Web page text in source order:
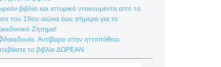
βιβλία και ιστορικά ντοκουμέντα από τα
του 19ου αιώνα έως σήμερα για το
Ζήτημα!
το βιβλίο ΔΩΡΕΑΝ